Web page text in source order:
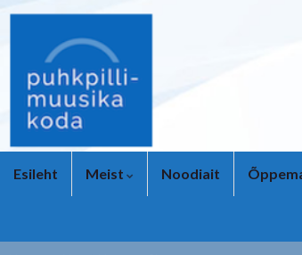
Esileht Meist Noodiait